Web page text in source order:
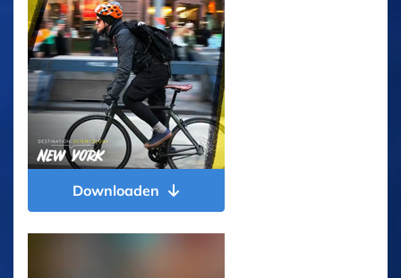
Downloaden